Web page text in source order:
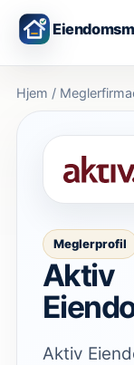
Hjem /
Meglerprofil
Aktiv
Aktiv